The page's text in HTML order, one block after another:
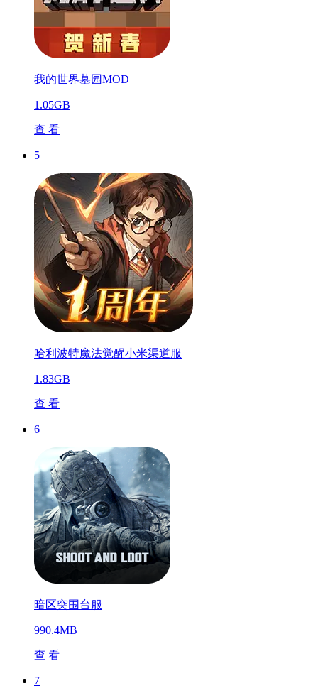
我的世界墓园MOD
1.05GB
查 看
5
哈利波特魔法觉醒小米渠道服
1.83GB
查 看
6
暗区突围台服
990.4MB
查 看
7